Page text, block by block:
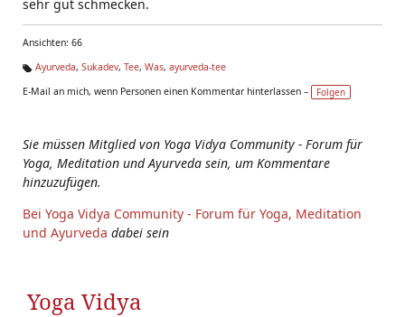
sehr gut schmecken.
Ansichten: 66
g
Ayurveda, Sukadev, Tee, Was, ayurveda-tee
E-Mail an mich, wenn Personen einen Kommentar hinterlassen –
Folgen
Sie müssen Mitglied von Yoga Vidya Community - Forum für
Yoga, Meditation und Ayurveda sein, um Kommentare
hinzuzufügen.
Bei Yoga Vidya Community - Forum für Yoga, Meditation
und Ayurveda dabei sein
Yoga Vidya